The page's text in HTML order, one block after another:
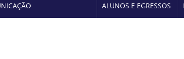
ALUNOS E EGRESSOS